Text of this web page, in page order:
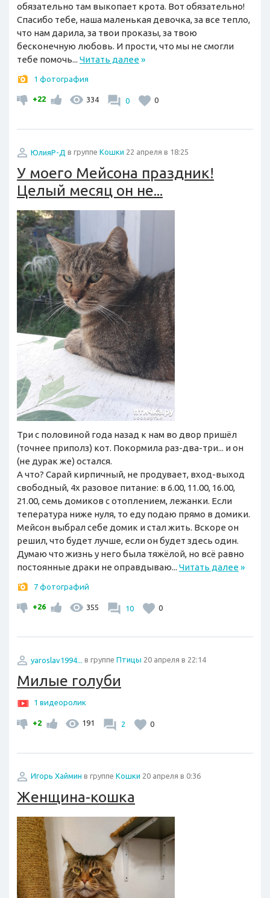
обязательно там выкопает крота. Вот обязательно!
Спасибо тебе, наша маленькая девочка, за все тепло,
что нам дарила, за твои проказы, за твою
бесконечную любовь. И прости, что мы не смогли
тебе помочь... Читать далее»
1 фотография
+22 334 0 0
ЮлияР-Д в группе Кошки 22 апреля в 18:25
У моего Мейсона праздник!
Целый месяц он не...
Три с половиной года назад к нам во двор пришёл
(точнее приполз) кот. Покормила раз-два-три... и он
(не дурак же) остался.
А что? Сарай кирпичный, не продувает, вход-выход
свободный, 4х разовое питание: в 6.00, 11.00, 16.00,
21.00, семь домиков с отоплением, лежанки. Если
тепература ниже нуля, то еду подаю прямо в домики.
Мейсон выбрал себе домик и стал жить. Вскоре он
решил, что будет лучше, если он будет здесь один.
Думаю что жизнь у него была тяжёлой, но всё равно
постоянные драки не оправдываю... Читать далее»
7 фотографий
+26 355 10 0
yaroslav1994... в группе Птицы 20 апреля в 22:14
Милые голуби
1 видеоролик
+2 191 2 0
Игорь Хаймин в группе Кошки 20 апреля в 0:36
Женщина-кошка